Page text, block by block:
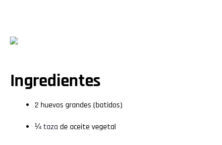
Ingredientes
2 huevos grandes (batidos)
¼taza de aceite vegetal